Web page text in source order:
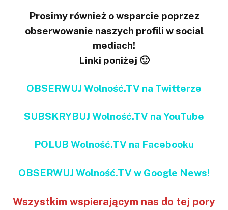
Prosimy również o wsparcie poprzez
obserwowanie naszych profili w social
mediach!
Linki poniżej 🙂
OBSERWUJ Wolność.TV na Twitterze
SUBSKRYBUJ Wolność.TV na YouTube
POLUB Wolność.TV na Facebooku
OBSERWUJ Wolność.TV w Google News!
Wszystkim wspierającym nas do tej pory